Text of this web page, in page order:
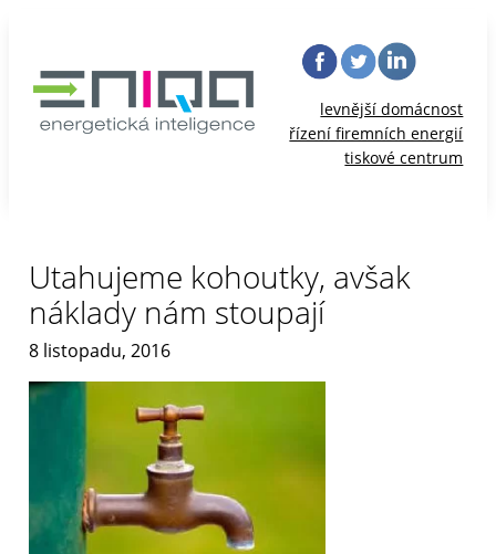
levnější domácnost
řízení firemních energií
tiskové centrum
Utahujeme kohoutky, avšak
náklady nám stoupají
8 listopadu, 2016